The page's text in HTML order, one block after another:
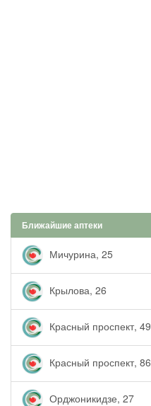
Ближайшие аптеки
Мичурина, 25
Крылова, 26
Красный проспект, 49
Красный проспект, 86
Орджоникидзе, 27